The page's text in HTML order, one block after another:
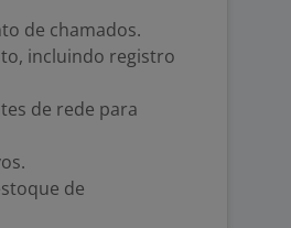
de chamados.
incluindo registro
de rede para
de